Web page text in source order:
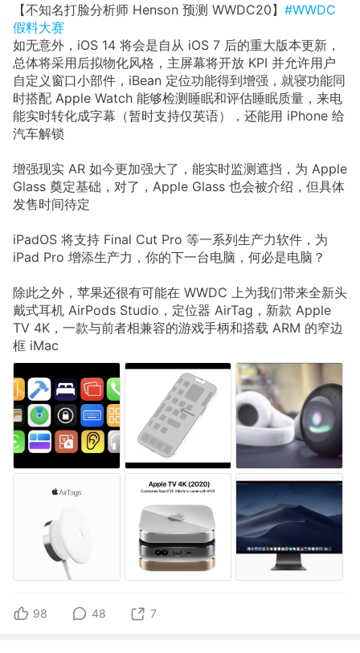
【不知名打脸分析师 Henson 预测 WWDC20】 #WWDC
假料大赛
如无意外，iOS 14 将会是自从 iOS 7 后的重大版本更新，
总体将采用后拟物化风格，主屏幕将开放 KPI 并允许用户
自定义窗口小部件，iBean 定位功能得到增强，就寝功能同
时搭配 Apple Watch 能够检测睡眠和评估睡眠质量，来电
能实时转化成字幕（暂时支持仅英语），还能用 iPhone 给
汽车解锁
增强现实 AR 如今更加强大了，能实时监测遮挡，为 Apple
Glass 奠定基础，对了，Apple Glass 也会被介绍，但具体
发售时间待定
iPadOS 将支持 Final Cut Pro 等一系列生产力软件，为
iPad Pro 增添生产力，你的下一台电脑，何必是电脑？
除此之外，苹果还很有可能在 WWDC 上为我们带来全新头
戴式耳机 AirPods Studio，定位器 AirTag，新款 Apple
TV 4K，一款与前者相兼容的游戏手柄和搭载 ARM 的窄边
框 iMac
98 48 7